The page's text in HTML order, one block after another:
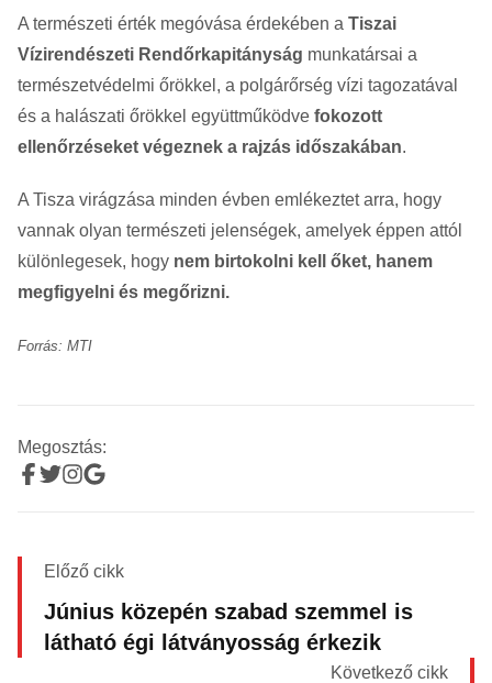
A természeti érték megóvása érdekében a Tiszai
Vízirendészeti Rendőrkapitányság munkatársai a
természetvédelmi őrökkel, a polgárőrség vízi tagozatával
és a halászati őrökkel együttműködve fokozott
ellenőrzéseket végeznek a rajzás időszakában.
A Tisza virágzása minden évben emlékeztet arra, hogy
vannak olyan természeti jelenségek, amelyek éppen attól
különlegesek, hogy nem birtokolni kell őket, hanem
megfigyelni és megőrizni.
Forrás: MTI
Megosztás:
Előző cikk
Június közepén szabad szemmel is
látható égi látványosság érkezik
Következő cikk